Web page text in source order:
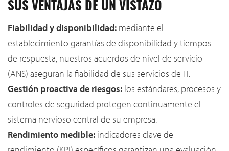
SUS VENTAJAS DE UN VISTAZO
Fiabilidad y disponibilidad: mediante el
establecimiento garantías de disponibilidad y tiempos
de respuesta, nuestros acuerdos de nivel de servicio
(ANS) aseguran la fiabilidad de sus servicios de TI.
Gestión proactiva de riesgos: los estándares, procesos y
controles de seguridad protegen continuamente el
sistema nervioso central de su empresa.
Rendimiento medible: indicadores clave de